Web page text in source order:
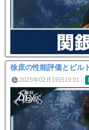
徐庶の性能評価とビル
2025年02月19日19:01